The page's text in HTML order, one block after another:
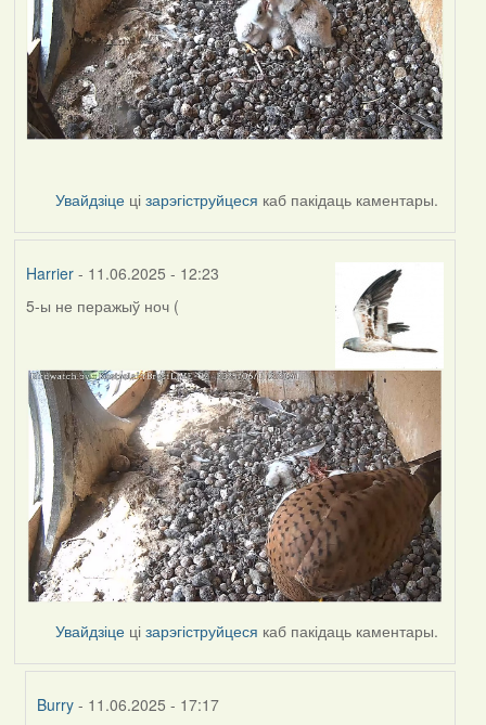
Увайдзіце цізарэгіструйцеся каб пакідаць каментары.
Harrier- 11.06.2025 - 12:23
5-ы не перажыў ноч (
Увайдзіце цізарэгіструйцеся каб пакідаць каментары.
Burry - 11.06.2025 - 17:17